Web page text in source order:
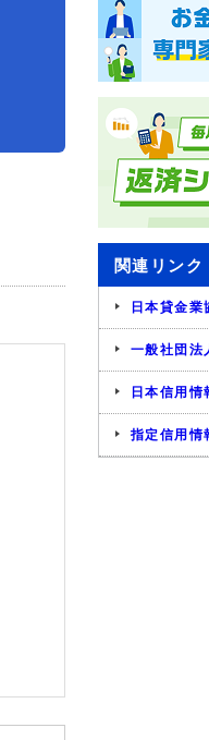
関連リンク
日本貸金業
一般社団法
日本信用
指定信用情